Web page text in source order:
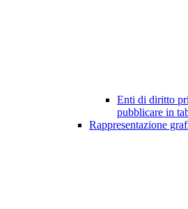
Enti di diritto
pubblicare in
Rappresentazione